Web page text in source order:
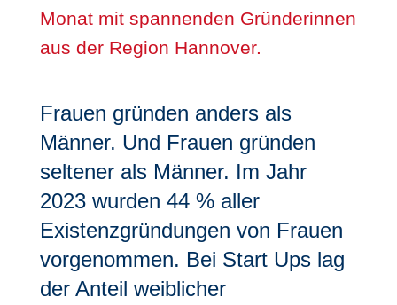
Monat mit spannenden Gründerinnen
aus der Region Hannover.
Frauen gründen anders als
Männer. Und Frauen gründen
seltener als Männer. Im Jahr
2023 wurden 44 % aller
Existenzgründungen von Frauen
vorgenommen. Bei Start Ups lag
der Anteil weiblicher